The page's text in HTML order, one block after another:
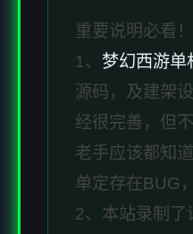
重要说明必看！
1、 梦幻西游单
源码，及建架
经很完善，但
老手应该都知
单定存在BUG
2、本站录制了